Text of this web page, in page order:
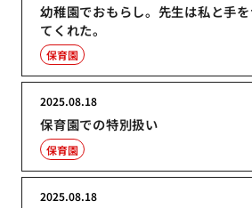
幼稚園でおもらし。先生は私と手
てくれた。
保育園
保育園での特別扱い
2025.08.18
保育園
2025.08.18